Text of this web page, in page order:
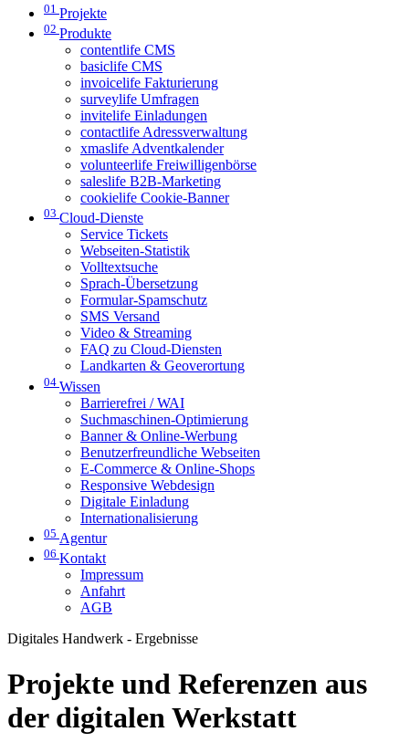
01 Projekte
02 Produkte
contentlife CMS
basiclife CMS
invoicelife Fakturierung
surveylife Umfragen
invitelife Einladungen
contactlife Adressverwaltung
xmaslife Adventkalender
volunteerlife Freiwilligenbörse
saleslife B2B-Marketing
cookielife Cookie-Banner
03 Cloud-Dienste
Service Tickets
Webseiten-Statistik
Volltextsuche
Sprach-Übersetzung
Formular-Spamschutz
SMS Versand
Video & Streaming
FAQ zu Cloud-Diensten
Landkarten & Geoverortung
04 Wissen
Barrierefrei / WAI
Suchmaschinen-Optimierung
Banner & Online-Werbung
Benutzerfreundliche Webseiten
E-Commerce & Online-Shops
Responsive Webdesign
Digitale Einladung
Internationalisierung
05 Agentur
06 Kontakt
Impressum
Anfahrt
AGB
Digitales Handwerk - Ergebnisse
Projekte und Referenzen aus
der digitalen Werkstatt